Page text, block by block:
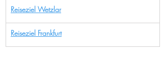
Reiseziel Wetzlar
Reiseziel Frankfurt